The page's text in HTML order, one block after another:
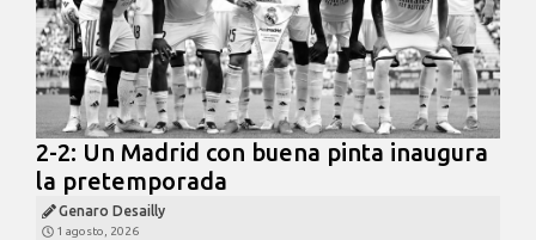
2-2: Un Madrid con buena pinta inaugura
la pretemporada
Genaro Desailly
1 agosto, 2026